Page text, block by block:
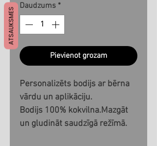
Daudzums *
Pievienot grozam
Personalizēts bodijs ar bērna
vārdu un aplikāciju.
Bodijs 100% kokvilna.Mazgāt
un gludināt saudzīgā režīmā.
ATSAUKSMES